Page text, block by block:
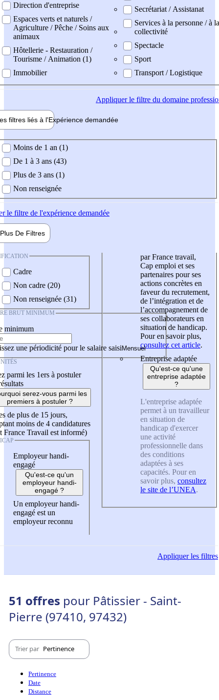
Direction d'entreprise
Espaces verts et naturels /
Agriculture / Pêche / Soins aux
animaux
Hôtellerie - Restauration /
Tourisme / Animation (1)
Immobilier
Secrétariat / Assistanat
Services à la personne / à la
collectivité
Spectacle
Sport
Transport / Logistique
Appliquerle filtre du domaine
filtres liés à l'Expérience demandée
demandée
Moins de 1 an (1)
De 1 à 3 ans (43)
Plus de 3 ans (1)
Non renseignée
le filtre de l'expérience demandée
Plus De Filtres
Cadre
Non cadre (20)
Non renseignée (31)
BRUT MINIMUM
minimum
une périodicité pour le salaire saisi
parmi les 1ers à postuler
serez-vous parmi les
premiers à postuler ?
de plus de 15 jours,
moins de 4 candidatures
France Travail est informé)
Employeur handi-
engagé
Qu'est-ce qu'un
employeur handi-
engagé ?
Un employeur handi-
engagé est un
employeur reconnu
par France travail,
Cap emploi et ses
partenaires pour ses
actions concrètes en
faveur du recrutement,
de l’intégration et de
l’accompagnement de
ses collaborateurs en
situation de handicap.
Pour en savoir plus,
consultez cet article.
Entreprise adaptée
Qu'est-ce qu'une
entreprise adaptée
?
L'entreprise adaptée
permet à un travailleur
en situation de
handicap d'exercer
une activité
professionnelle dans
des conditions
adaptées à ses
capacités. Pour en
savoir plus, consultez
le site de l’UNEA.
Appliquerles filtres
51 offres pour Pâtissier - Saint-
Pierre (97410, 97432)
Trier par Pertinence
Pertinence
Date
Distance